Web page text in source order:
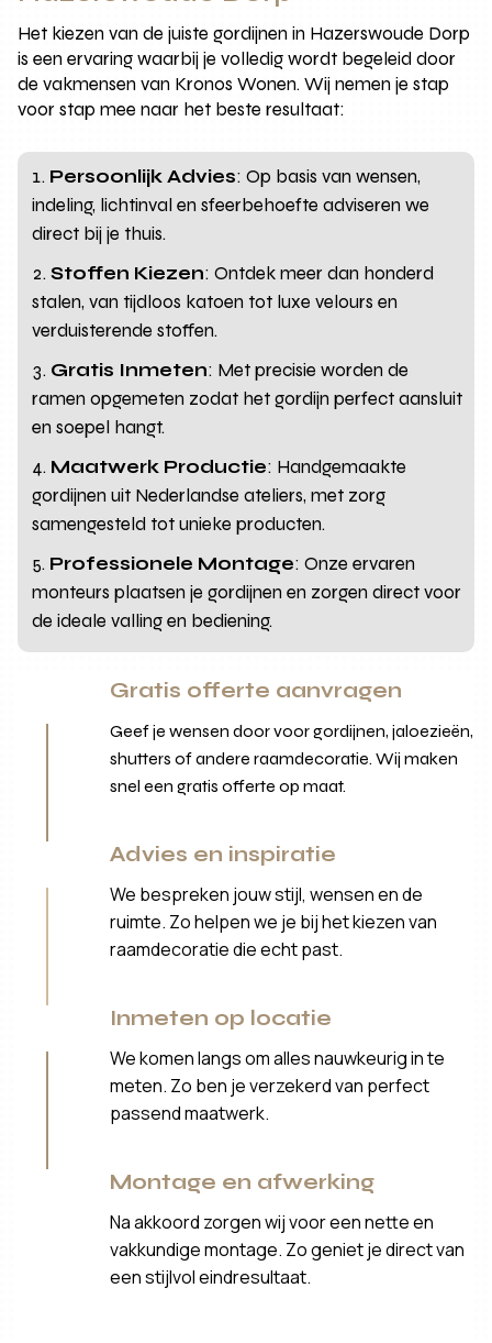
Het kiezen van de juiste gordijnen in Hazerswoude Dorp
is een ervaring waarbij je volledig wordt begeleid door
de vakmensen van Kronos Wonen. Wij nemen je stap
voor stap mee naar het beste resultaat:
Persoonlijk Advies: Op basis van wensen,
indeling, lichtinval en sfeerbehoefte adviseren we
direct bij je thuis.
Stoffen Kiezen: Ontdek meer dan honderd
stalen, van tijdloos katoen tot luxe velours en
verduisterende stoffen.
Gratis Inmeten: Met precisie worden de
ramen opgemeten zodat het gordijn perfect aansluit
en soepel hangt.
Maatwerk Productie: Handgemaakte
gordijnen uit Nederlandse ateliers, met zorg
samengesteld tot unieke producten.
Professionele Montage: Onze ervaren
monteurs plaatsen je gordijnen en zorgen direct voor
de ideale valling en bediening.
Gratis offerte aanvragen
Geef je wensen door voor gordijnen, jaloezieën,
shutters of andere raamdecoratie. Wij maken
snel een gratis offerte op maat.
Advies en inspiratie
We bespreken jouw stijl, wensen en de
ruimte. Zo helpen we je bij het kiezen van
raamdecoratie die echt past.
Inmeten op locatie
We komen langs om alles nauwkeurig in te
meten. Zo ben je verzekerd van perfect
passend maatwerk.
Montage en afwerking
Na akkoord zorgen wij voor een nette en
vakkundige montage. Zo geniet je direct van
een stijlvol eindresultaat.